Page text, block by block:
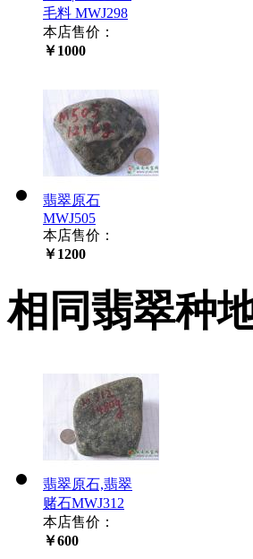
毛料 MWJ298
本店售价：
￥1000
翡翠原石
MWJ505
本店售价：
￥1200
相同翡翠种
翡翠原石,翡翠
赌石MWJ312
本店售价：
￥600